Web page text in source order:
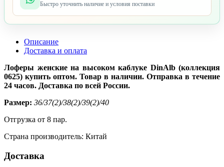
Быстро уточнить наличие и условия поставки
Описание
Доставка и оплата
Лоферы женские на высоком каблуке DinAlb (коллекция
0625) купить оптом. Товар в наличии. Отправка в течение
24 часов. Доставка по всей России.
Размер: 36/37(2)/38(2)/39(2)/40
Отгрузка от 8 пар.
Страна производитель: Китай
Доставка